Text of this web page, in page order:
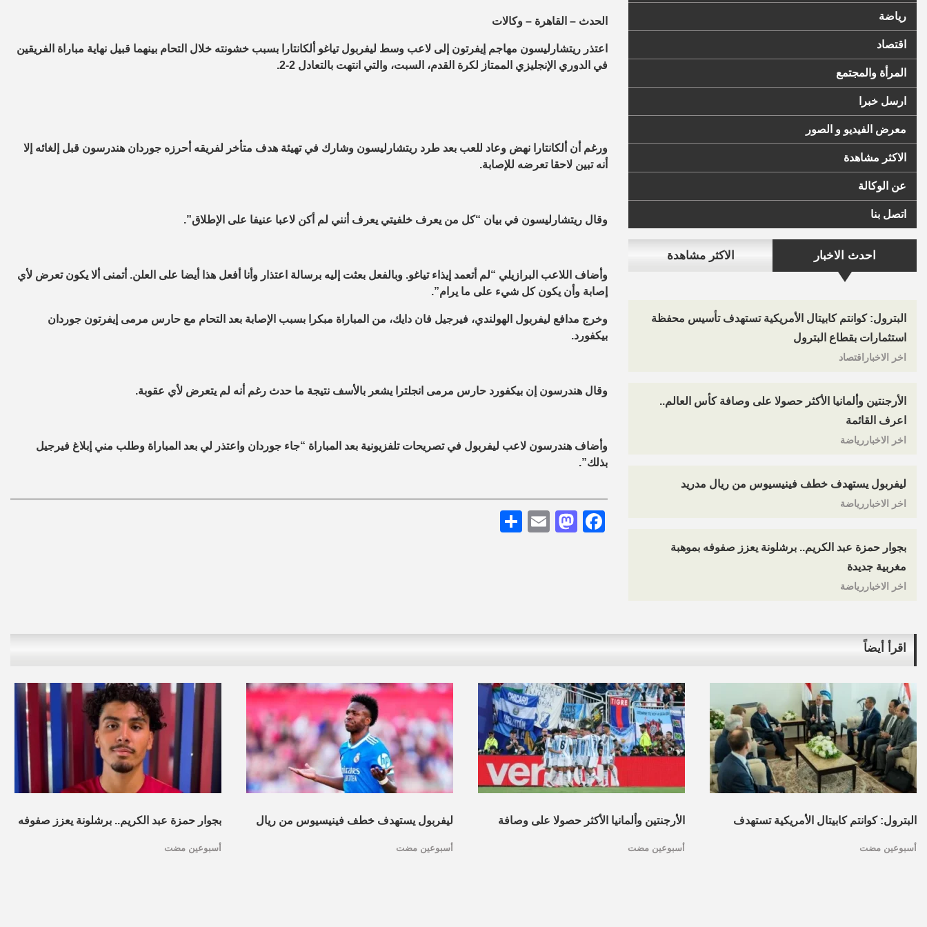
رياضة
اقتصاد
المرأة والمجتمع
ارسل خبرا
معرض الفيديو و الصور
الاكثر مشاهدة
عن الوكالة
اتصل بنا
احدث الاخبار الاكثر مشاهدة
البترول: كوانتم كابيتال الأمريكية تستهدف تأسيس محفظة
استثمارات بقطاع البترول
اخر الاخباراقتصاد
الأرجنتين وألمانيا الأكثر حصولا على وصافة كأس العالم..
اعرف القائمة
اخر الاخباررياضة
ليفربول يستهدف خطف فينيسيوس من ريال مدريد
اخر الاخباررياضة
بجوار حمزة عبد الكريم.. برشلونة يعزز صفوفه بموهبة
مغربية جديدة
اخر الاخباررياضة
الحدث – القاهرة – وكالات
اعتذر ريتشارليسون مهاجم إيفرتون إلى لاعب وسط ليفربول تياغو ألكانتارا بسبب خشونته خلال التحام بينهما قبيل نهاية مباراة الفريقين
في الدوري الإنجليزي الممتاز لكرة القدم، السبت، والتي انتهت بالتعادل 2-2.
ورغم أن ألكانتارا نهض وعاد للعب بعد طرد ريتشارليسون وشارك في تهيئة هدف متأخر لفريقه أحرزه جوردان هندرسون قبل إلغائه إلا
أنه تبين لاحقا تعرضه للإصابة.
وقال ريتشارليسون في بيان “كل من يعرف خلفيتي يعرف أنني لم أكن لاعبا عنيفا على الإطلاق”.
وأضاف اللاعب البرازيلي “لم أتعمد إيذاء تياغو. وبالفعل بعثت إليه برسالة اعتذار وأنا أفعل هذا أيضا على العلن. أتمنى ألا يكون تعرض لأي
إصابة وأن يكون كل شيء على ما يرام”.
وخرج مدافع ليفربول الهولندي، فيرجيل فان دايك، من المباراة مبكرا بسبب الإصابة بعد التحام مع حارس مرمى إيفرتون جوردان
بيكفورد.
وقال هندرسون إن بيكفورد حارس مرمى انجلترا يشعر بالأسف نتيجة ما حدث رغم أنه لم يتعرض لأي عقوبة.
وأضاف هندرسون لاعب ليفربول في تصريحات تلفزيونية بعد المباراة “جاء جوردان واعتذر لي بعد المباراة وطلب مني إبلاغ فيرجيل
بذلك”.
Facebook
Mastodon
Email
اقرأ أيضاً
البترول: كوانتم كابيتال الأمريكية تستهدف
أسبوعين مضت
الأرجنتين وألمانيا الأكثر حصولا على وصافة
أسبوعين مضت
ليفربول يستهدف خطف فينيسيوس من ريال
أسبوعين مضت
بجوار حمزة عبد الكريم.. برشلونة يعزز صفوفه
أسبوعين مضت